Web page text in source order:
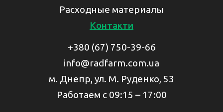
Расходные материалы
Контакти
+380 (67) 750-39-66
info@radfarm.com.ua
м. Днепр, ул. М. Руденко, 53
Работаем с 09:15 – 17:00